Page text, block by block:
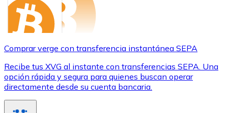
Comprar verge con transferencia instantánea SEPA
Recibe tus XVG al instante con transferencias SEPA. Una
opción rápida y segura para quienes buscan operar
directamente desde su cuenta bancaria.